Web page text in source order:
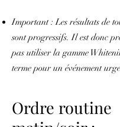
Important : Les résultats de
sont progressifs. Il est donc
pas utiliser la gamme
terme pour un événement
Ordre routine